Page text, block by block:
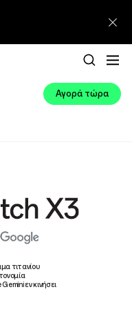
Αγορά τώρα
τιτανίου
εν κινήσει